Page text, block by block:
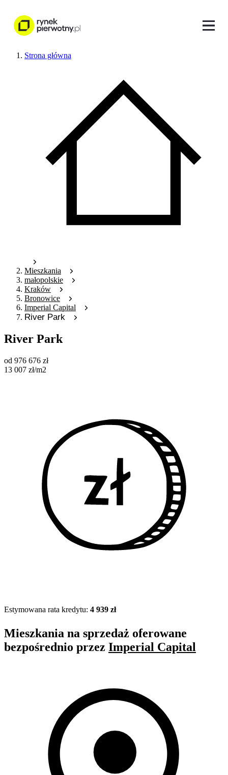
Strona główna
Mieszkania
małopolskie
Kraków
Bronowice
Imperial Capital
River Park
River Park
od 976 676 zł
13 007 zł/m2
Estymowana rata kredytu: 4 939 zł
Mieszkania na sprzedaż oferowane
bezpośrednio przez Imperial Capital